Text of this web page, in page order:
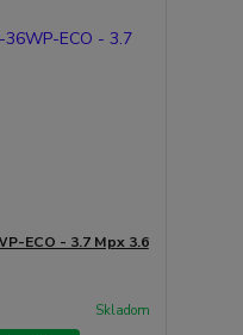
ECO - 3.7 Mpx 3.6
Skladom